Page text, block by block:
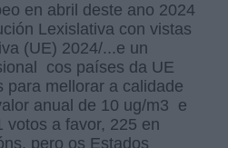
en abril deste ano 2024
Lexislativa con vistas
(UE) 2024/...e un
cos países da UE
para mellorar a calidade
anual de 10 ug/m3 e
a favor, 225 en
pero os Estados